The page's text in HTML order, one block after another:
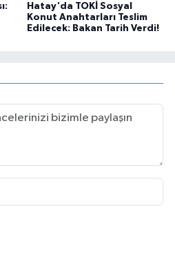
Hatay'da TOKİ Sosyal
Konut Anahtarları Teslim
Edilecek: Bakan Tarih Verdi!